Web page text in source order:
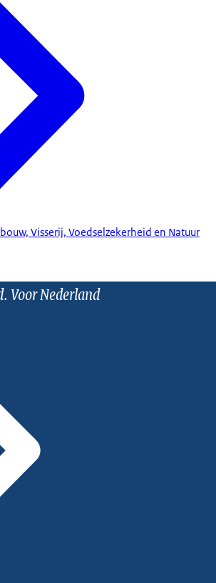
Visserij, Voedselzekerheid en Natuur
Voor Nederland